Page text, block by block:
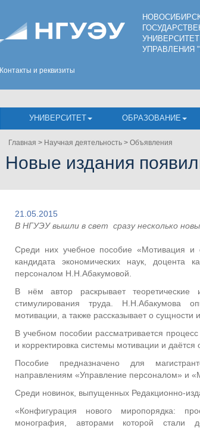
Контакты и реквизиты
УПРАВЛЕНИЯ
УНИВЕРСИТЕТ ОБРАЗОВАНИЕ
Главная > Научная деятельность > Объявления
Новые издания
21.05.2015
В НГУЭУ вышли в свет сразу несколько
Среди них учебное пособие «Мотивация и
кандидата экономических наук, доцента
персоналом Н.Н.Абакумовой.
В нём автор раскрывает
стимулирования труда. Н.Н.Абакумова
мотивации, а также рассказывает о сущности
В учебном пособии рассматривается
и корректировка системы мотивации и
Пособие предназначено для
направлениям «Управление персоналом» и
Среди новинок, выпущенных Редакционно-
«Конфигурация нового миропорядка:
монография, авторами которой стали